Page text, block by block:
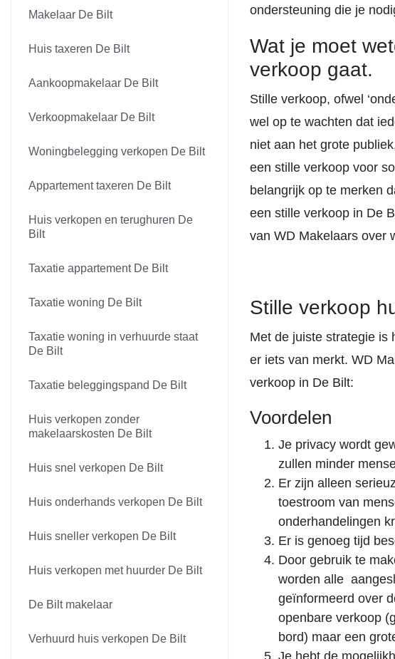
Makelaar De Bilt
Huis taxeren De Bilt
Aankoopmakelaar De Bilt
Verkoopmakelaar De Bilt
Woningbelegging verkopen De Bilt
Appartement taxeren De Bilt
Huis verkopen en terughuren De
Bilt
Taxatie appartement De Bilt
Taxatie woning De Bilt
Taxatie woning in verhuurde staat
De Bilt
Taxatie beleggingspand De Bilt
Huis verkopen zonder
makelaarskosten De Bilt
Huis snel verkopen De Bilt
Huis onderhands verkopen De Bilt
Huis sneller verkopen De Bilt
Huis verkopen met huurder De Bilt
De Bilt makelaar
Verhuurd huis verkopen De Bilt
ondersteuning die je
Wat je moet
verkoop gaat.
Stille verkoop, ofwel
wel op te wachten dat
niet aan het grote
een stille verkoop voor
belangrijk op te merken
een stille verkoop in De
van WD Makelaars over
Stille verkoop
Met de juiste strategie is
er iets van merkt. WD
verkoop in De Bilt:
Voordelen
Je privacy wordt
zullen minder
Er zijn alleen
toestroom van
onderhandelingen
Er is genoeg tijd
Door gebruik te
worden alle
geïnformeerd over
openbare verkoop
bord) maar een
Je hebt de